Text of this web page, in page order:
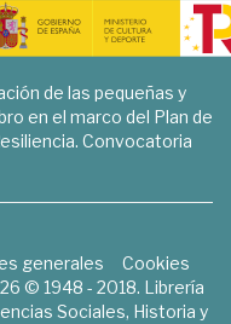
de las pequeñas y
en el marco del Plan de
Convocatoria
generales
Cookies
© 1948 - 2018. Librería
Sociales, Historia y